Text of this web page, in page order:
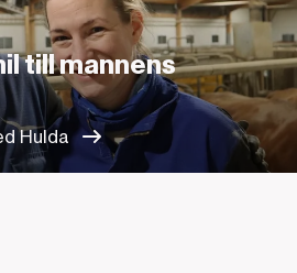
till mannens
Hulda